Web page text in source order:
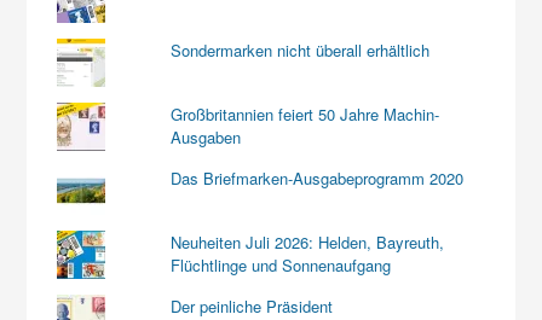
Sondermarken nicht überall erhältlich
Großbritannien feiert 50 Jahre Machin-
Ausgaben
Das Briefmarken-Ausgabeprogramm 2020
Neuheiten Juli 2026: Helden, Bayreuth,
Flüchtlinge und Sonnenaufgang
Der peinliche Präsident